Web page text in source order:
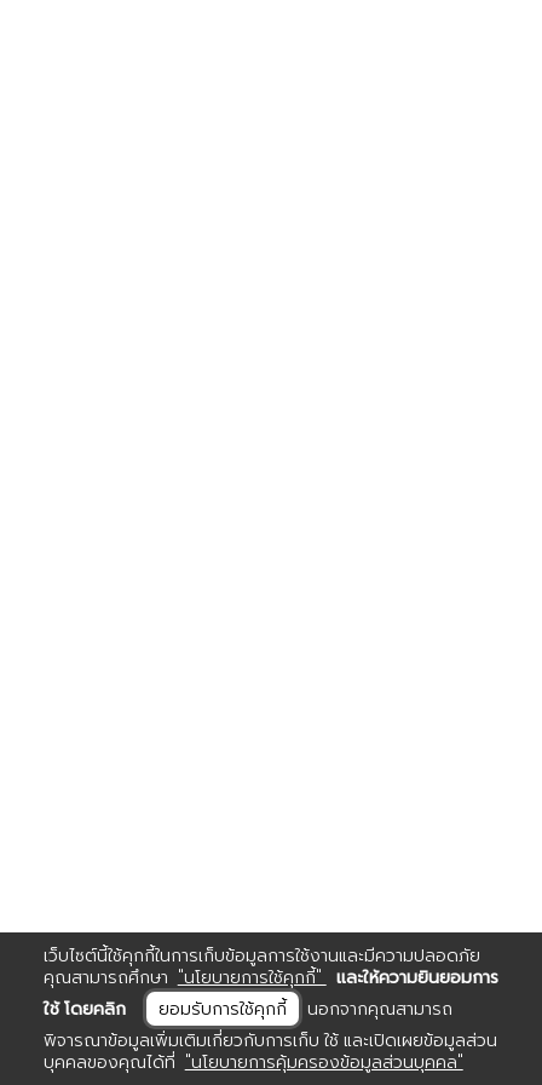
เว็บไซต์นี้ใช้คุกกี้ในการเก็บข้อมูลการใช้งานและมีความปลอดภัย
คุณสามารถศึกษา "นโยบายการใช้คุกกี้"
และให้ความยินยอมการ
ใช้ โดยคลิก
ยอมรับการใช้คุกกี้
นอกจากคุณสามารถ
พิจารณาข้อมูลเพิ่มเติมเกี่ยวกับการเก็บ ใช้ และเปิดเผยข้อมูลส่วน
บุคคลของคุณได้ที่ "นโยบายการคุ้มครองข้อมูลส่วนบุคคล"